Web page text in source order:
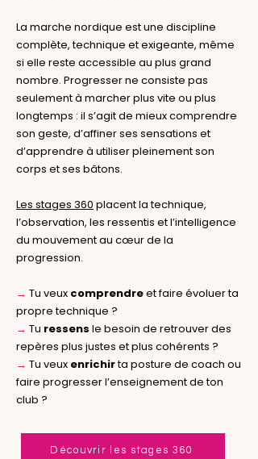
La marche nordique est une discipline
complète, technique et exigeante, même
si elle reste accessible au plus grand
nombre. Progresser ne consiste pas
seulement à marcher plus vite ou plus
longtemps : il s’agit de mieux comprendre
son geste, d’affiner ses sensations et
d’apprendre à utiliser pleinement son
corps et ses bâtons.
Les stages 360 placent la technique,
l’observation, les ressentis et l’intelligence
du mouvement au cœur de la
progression.
→ Tu veux comprendreet faire évoluer ta
propre technique ?
→ Tu ressens le besoin de retrouver des
repères plus justes et plus cohérents ?
→ Tu veux enrichirta posture de coach ou
faire progresser l’enseignement de ton
club ?
Découvrir les stages 360